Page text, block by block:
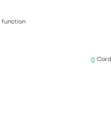
function